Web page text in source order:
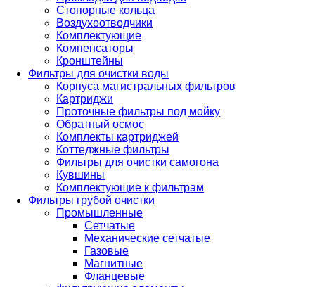
Стопорные кольца
Воздухоотводчики
Комплектующие
Компенсаторы
Кронштейны
Фильтры для очистки воды
Корпуса магистральных фильтров
Картриджи
Проточные фильтры под мойку
Обратный осмос
Комплекты картриджей
Коттеджные фильтры
Фильтры для очистки самогона
Кувшины
Комплектующие к фильтрам
Фильтры грубой очистки
Промышленные
Сетчатые
Механические сетчатые
Газовые
Магнитные
Фланцевые